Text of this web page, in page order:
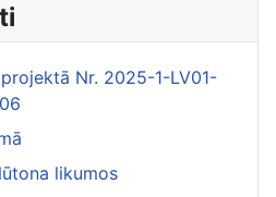
Nr. 2025-1-LV01-
likumos